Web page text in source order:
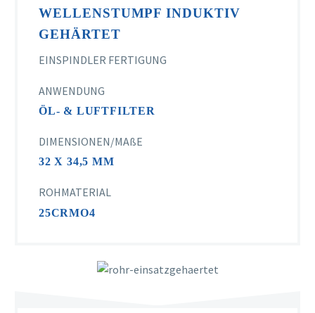
WELLENSTUMPF INDUKTIV
GEHÄRTET
EINSPINDLER FERTIGUNG
ANWENDUNG
ÖL- & LUFTFILTER
DIMENSIONEN/MAßE
32 X 34,5 MM
ROHMATERIAL
25CRMO4